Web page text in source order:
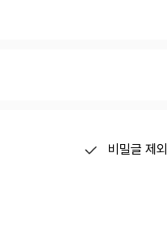
비밀글 제외